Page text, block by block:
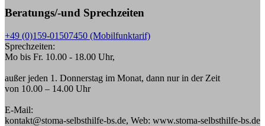
Beratungs/-und Sprechzeiten
+49 (0)159-01507450 (Mobilfunktarif)
Sprechzeiten:
Mo bis Fr. 10.00 - 18.00 Uhr,
außer jeden 1. Donnerstag im Monat, dann nur in der Zeit
von 10.00 – 14.00 Uhr
E-Mail:
kontakt@stoma-selbsthilfe-bs.de, Web: www.stoma-selbsthilfe-bs.de